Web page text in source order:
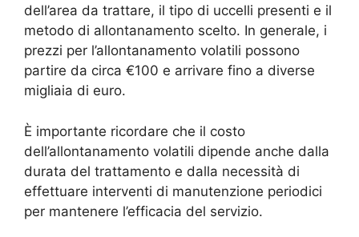
dell’area da trattare, il tipo di uccelli presenti e il
metodo di allontanamento scelto. In generale, i
prezzi per l’allontanamento volatili possono
partire da circa €100 e arrivare fino a diverse
migliaia di euro.
È importante ricordare che il costo
dell’allontanamento volatili dipende anche dalla
durata del trattamento e dalla necessità di
effettuare interventi di manutenzione periodici
per mantenere l’efficacia del servizio.